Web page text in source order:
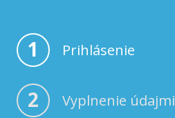
1 Prihlásenie
2 Vyplnenie údajmi